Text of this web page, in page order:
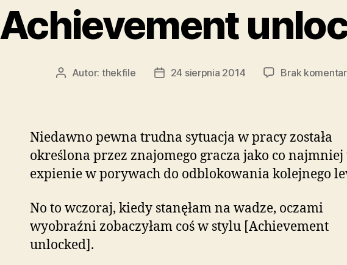
Achievement
AutorAutor: thekfile
Data24 sierpnia 2014 Brak
Niedawno pewna trudna sytuacja w pracy została
określona przez znajomego gracza jako co najmniej
expienie w porywach do odblokowania kolejnego
No to wczoraj, kiedy stanęłam na wadze, oczami
wyobraźni zobaczyłam coś w stylu [Achievement
unlocked].